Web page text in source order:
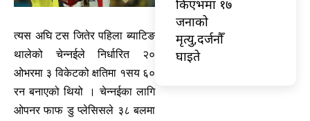
त्यस अघि टस जितेर पहिला ब्याटिङ
थालेको चेन्नईले निर्धारित २०
ओभरमा ३ विकेटको क्षतिमा १सय ६०
रन बनाएको थियो । चेन्नईका लागि
ओपनर फाफ डु प्लेसिसले ३८ बलमा
किएभमा १७
जनाको
मृत्यु,दर्जनौँ
घाइते